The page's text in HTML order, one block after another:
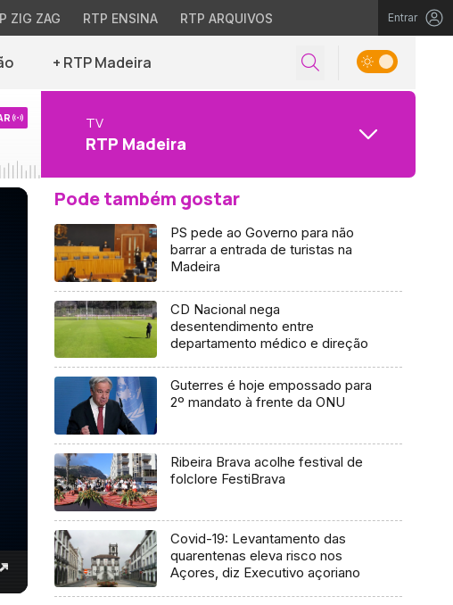
ZIG ZAG RTP ENSINA RTP ARQUIVOS Entrar
+ RTP Madeira
TV
RTP Madeira
Pode também gostar
PS pede ao Governo para não
barrar a entrada de turistas na
Madeira
CD Nacional nega
desentendimento entre
departamento médico e direção
Guterres é hoje empossado para
2º mandato à frente da ONU
Ribeira Brava acolhe festival de
folclore FestiBrava
Covid-19: Levantamento das
quarentenas eleva risco nos
Açores, diz Executivo açoriano